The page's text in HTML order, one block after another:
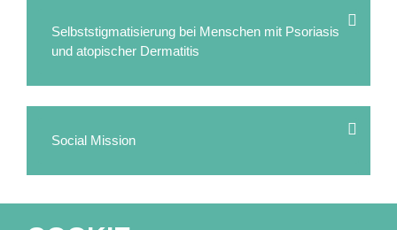
Selbststigmatisierung bei Menschen mit Psoriasis
und atopischer Dermatitis
Social Mission